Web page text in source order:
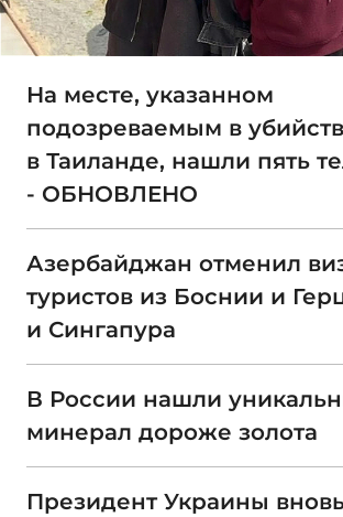
На месте, указанном
подозреваемым в
в Таиланде, нашли пять
- ОБНОВЛЕНО
Азербайджан отменил
туристов из Боснии и
и Сингапура
В России нашли
минерал дороже золота
Президент Украины